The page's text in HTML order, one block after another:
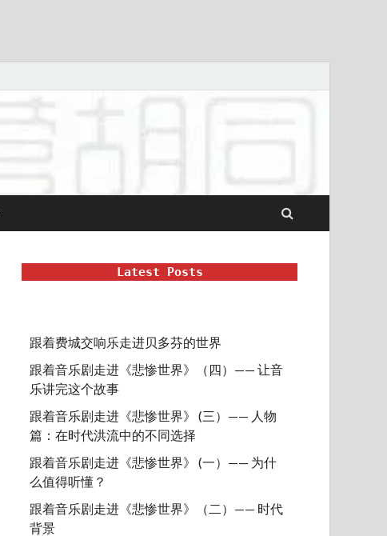
Latest Posts
跟着费城交响乐走进贝多芬的世界
跟着音乐剧走进《悲惨世界》（四）—— 让音
乐讲完这个故事
跟着音乐剧走进《悲惨世界》 (三）—— 人物
篇：在时代洪流中的不同选择
跟着音乐剧走进《悲惨世界》 (一）—— 为什
么值得听懂？
跟着音乐剧走进《悲惨世界》（二）—— 时代
背景